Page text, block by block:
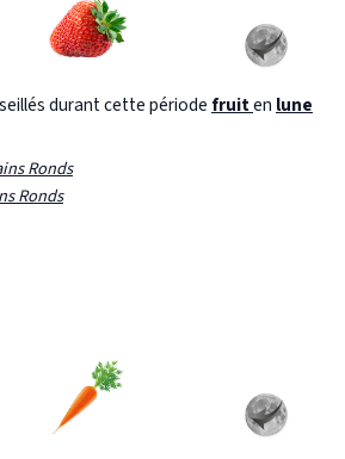
durant cette période fruiten lune
Ronds
Ronds